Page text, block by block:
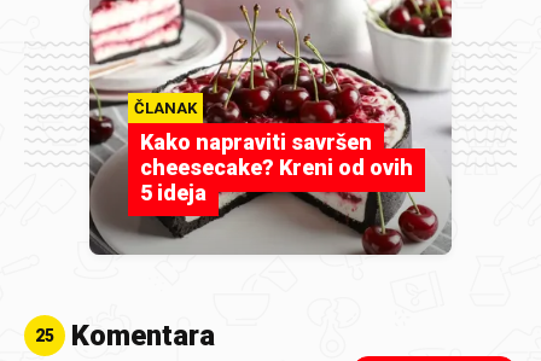
ČLANAK
Kako napraviti savršen
cheesecake? Kreni od ovih
5 ideja
25 Komentara